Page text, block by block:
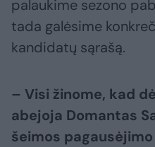
palaukime sezono
tada galėsime
kandidatų sąrašą.
– Visi žinome, kad
abejoja Domantas
šeimos